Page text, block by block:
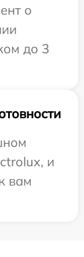
о
до 3
и
вам